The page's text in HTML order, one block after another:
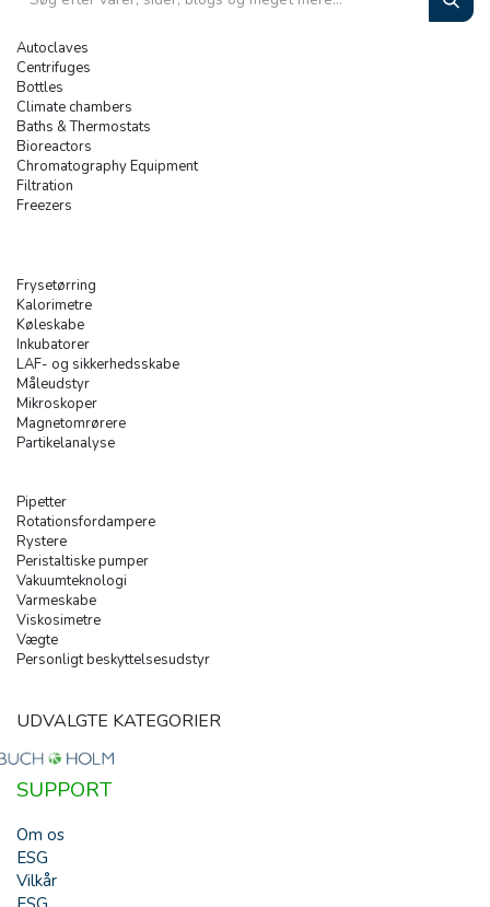
Autoclaves
Centrifuges
Bottles
Climate chambers
Baths & Thermostats
Bioreactors
Chromatography Equipment
Filtration
Freezers
Frysetørring
Kalorimetre
Køleskabe
Inkubatorer
LAF- og sikkerhedsskabe
Måleudstyr
Mikroskoper
Magnetomrørere
Partikelanalyse
Pipetter
Rotationsfordampere
Rystere
Peristaltiske pumper
Vakuumteknologi
Varmeskabe
Viskosimetre
Vægte
Personligt beskyttelsesudstyr
UDVALGTE KATEGORIER
SUPPORT
Om os
ESG
Vilkår